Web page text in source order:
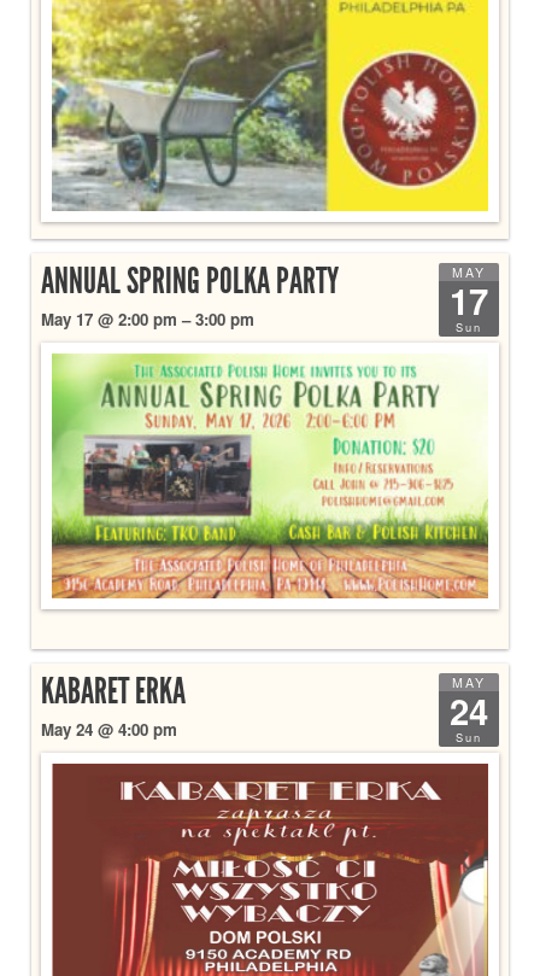
MAY
17
Sun
ANNUAL SPRING POLKA PARTY
May 17 @ 2:00 pm – 3:00 pm
MAY
24
Sun
KABARET ERKA
May 24 @ 4:00 pm